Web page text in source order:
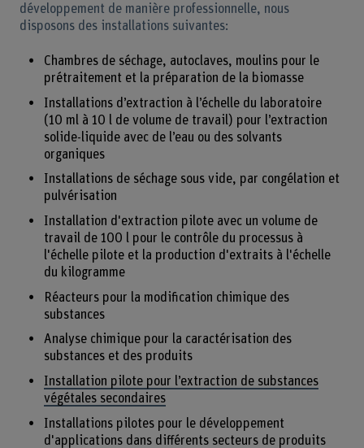
développement de manière professionnelle, nous
disposons des installations suivantes:
Chambres de séchage, autoclaves, moulins pour le
prétraitement et la préparation de la biomasse
Installations d’extraction à l’échelle du laboratoire
(10 ml à 10 l de volume de travail) pour l’extraction
solide-liquide avec de l’eau ou des solvants
organiques
Installations de séchage sous vide, par congélation et
pulvérisation
Installation d'extraction pilote avec un volume de
travail de 100 l pour le contrôle du processus à
l'échelle pilote et la production d'extraits à l'échelle
du kilogramme
Réacteurs pour la modification chimique des
substances
Analyse chimique pour la caractérisation des
substances et des produits
Installation pilote pour l’extraction de substances
végétales secondaires
Installations pilotes pour le développement
d'applications dans différents secteurs de produits